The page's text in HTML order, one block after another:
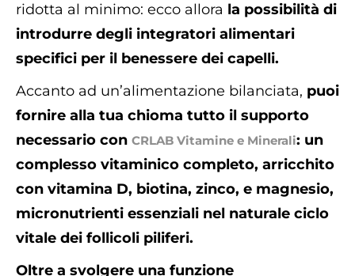
ridotta al minimo: ecco allora la possibilità di
introdurre degli integratori alimentari
specifici per il benessere dei capelli.
Accanto ad un’alimentazione bilanciata, puoi
fornire alla tua chioma tutto il supporto
necessario con CRLAB Vitamine e Minerali: un
complesso vitaminico completo, arricchito
con vitamina D, biotina, zinco, e magnesio,
micronutrienti essenziali nel naturale ciclo
vitale dei follicoli piliferi.
Oltre a svolgere una funzione